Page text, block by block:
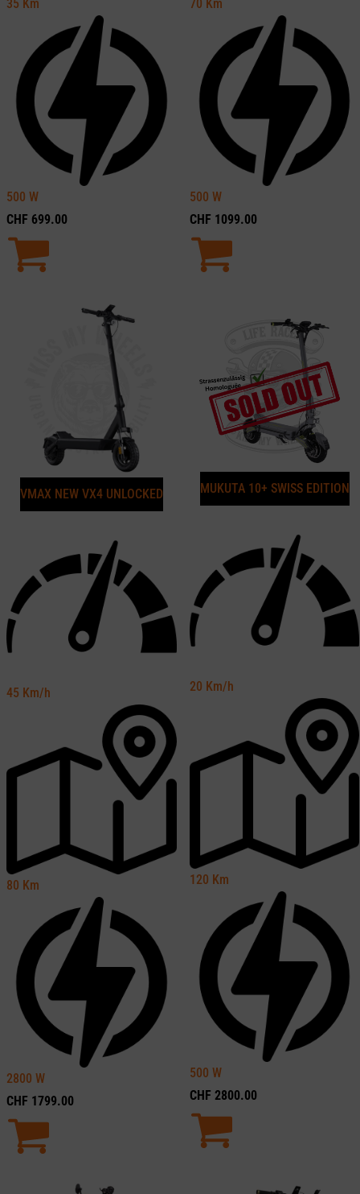
35 Km
500 W
CHF 699.00
70 Km
500 W
CHF 1099.00
VMAX NEW VX4 UNLOCKED
45 Km/h
80 Km
2800 W
CHF 1799.00
MUKUTA 10+ SWISS EDITION
20 Km/h
120 Km
500 W
CHF 2800.00